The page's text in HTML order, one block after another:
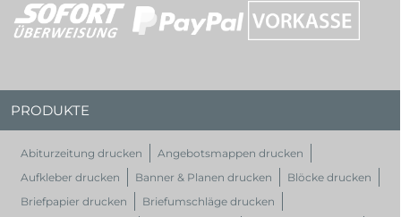
PRODUKTE
Abiturzeitung drucken
Angebotsmappen drucken
Aufkleber drucken
Banner & Planen drucken
Blöcke drucken
Briefpapier drucken
Briefumschläge drucken